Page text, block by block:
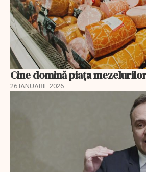
Cine domină piața
26 IANUARIE 2026